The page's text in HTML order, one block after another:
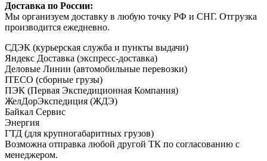
Доставка по России:
Мы организуем доставку в любую точку РФ и СНГ. Отгрузка
производится ежедневно.
СДЭК (курьерская служба и пункты выдачи)
Яндекс Доставка (экспресс-доставка)
Деловые Линии (автомобильные перевозки)
ITECO (сборные грузы)
ПЭК (Первая Экспедиционная Компания)
ЖелДорЭкспедиция (ЖДЭ)
Байкал Сервис
Энергия
ГТД (для крупногабаритных грузов)
Возможна отправка любой другой ТК по согласованию с
менеджером.